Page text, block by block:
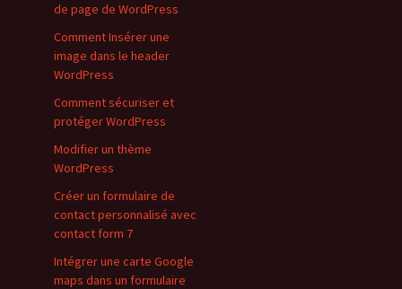
de page de WordPress
Comment Insérer une
image dans le header
WordPress
Comment sécuriser et
protéger WordPress
Modifier un thème
WordPress
Créer un formulaire de
contact personnalisé avec
contact form 7
Intégrer une carte Google
maps dans un formulaire